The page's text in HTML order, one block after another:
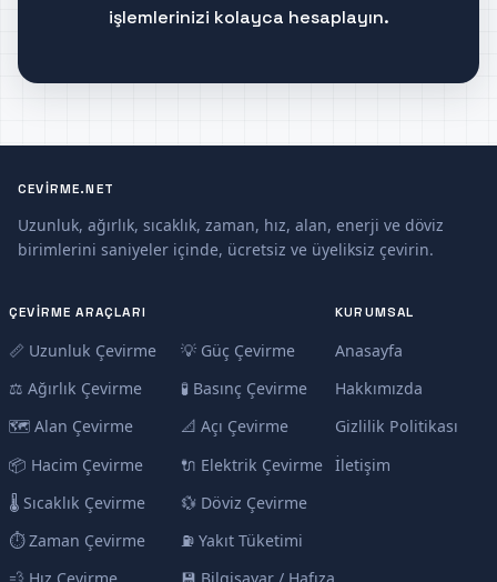
işlemlerinizi kolayca hesaplayın.
CEVIRME.NET
Uzunluk, ağırlık, sıcaklık, zaman, hız, alan, enerji ve döviz
birimlerini saniyeler içinde, ücretsiz ve üyeliksiz çevirin.
ÇEVIRME ARAÇLARI
📏 Uzunluk Çevirme
⚖️ Ağırlık Çevirme
🗺️ Alan Çevirme
📦 Hacim Çevirme
🌡️ Sıcaklık Çevirme
⏱️ Zaman Çevirme
💡 Güç Çevirme
🧪 Basınç Çevirme
📐 Açı Çevirme
🔌 Elektrik Çevirme
💱 Döviz Çevirme
⛽ Yakıt Tüketimi
KURUMSAL
Anasayfa
Hakkımızda
Gizlilik Politikası
İletişim